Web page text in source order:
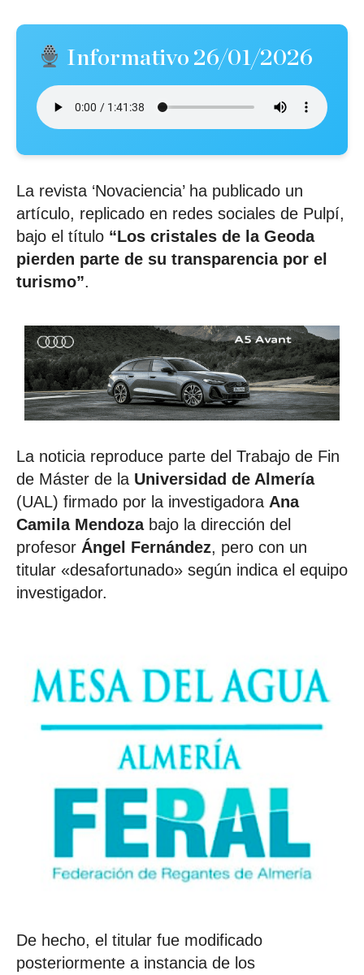
Informativo 26/01/2026
La revista ‘Novaciencia’ ha publicado un
artículo, replicado en redes sociales de Pulpí,
bajo el título “Los cristales de la Geoda
pierden parte de su transparencia por el
turismo”.
La noticia reproduce parte del Trabajo de Fin
de Máster de la Universidad de Almería
(UAL) firmado por la investigadora Ana
Camila Mendozabajo la dirección del
profesor Ángel Fernández, pero con un
titular «desafortunado» según indica el equipo
investigador.
De hecho, el titular fue modificado
posteriormente a instancia de los